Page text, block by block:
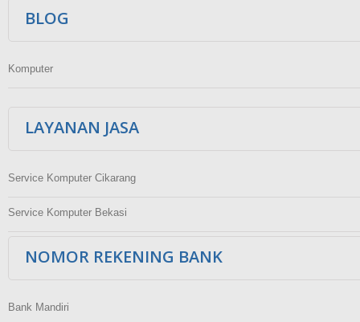
BLOG
Komputer
LAYANAN JASA
Service Komputer Cikarang
Service Komputer Bekasi
NOMOR REKENING BANK
Bank Mandiri